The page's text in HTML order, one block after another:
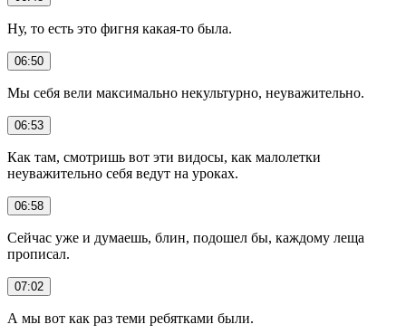
Ну, то есть это фигня какая-то была.
06:50
Мы себя вели максимально некультурно, неуважительно.
06:53
Как там, смотришь вот эти видосы, как малолетки
неуважительно себя ведут на уроках.
06:58
Сейчас уже и думаешь, блин, подошел бы, каждому леща
прописал.
07:02
А мы вот как раз теми ребятками были.